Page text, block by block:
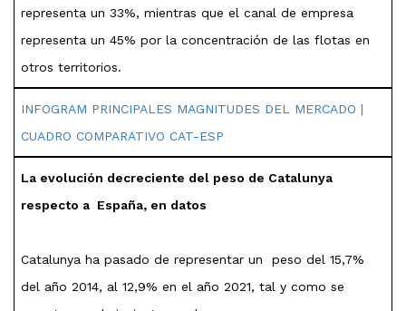
representa un 33%, mientras que el canal de empresa
representa un 45% por la concentración de las flotas en
otros territorios.
INFOGRAM PRINCIPALES MAGNITUDES DEL MERCADO |
CUADRO COMPARATIVO CAT-ESP
La evolución decreciente del peso de Catalunya
respecto a España, en datos
Catalunya ha pasado de representar un peso del 15,7%
del año 2014, al 12,9% en el año 2021, tal y como se